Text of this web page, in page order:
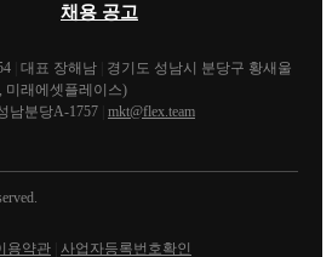
채용 공고
대표 장해남
경기도 성남시 분당구 황새울
미래에셋플레이스)
남분당A-1757 mkt@flex.team
용약관 사업자등록번호확인